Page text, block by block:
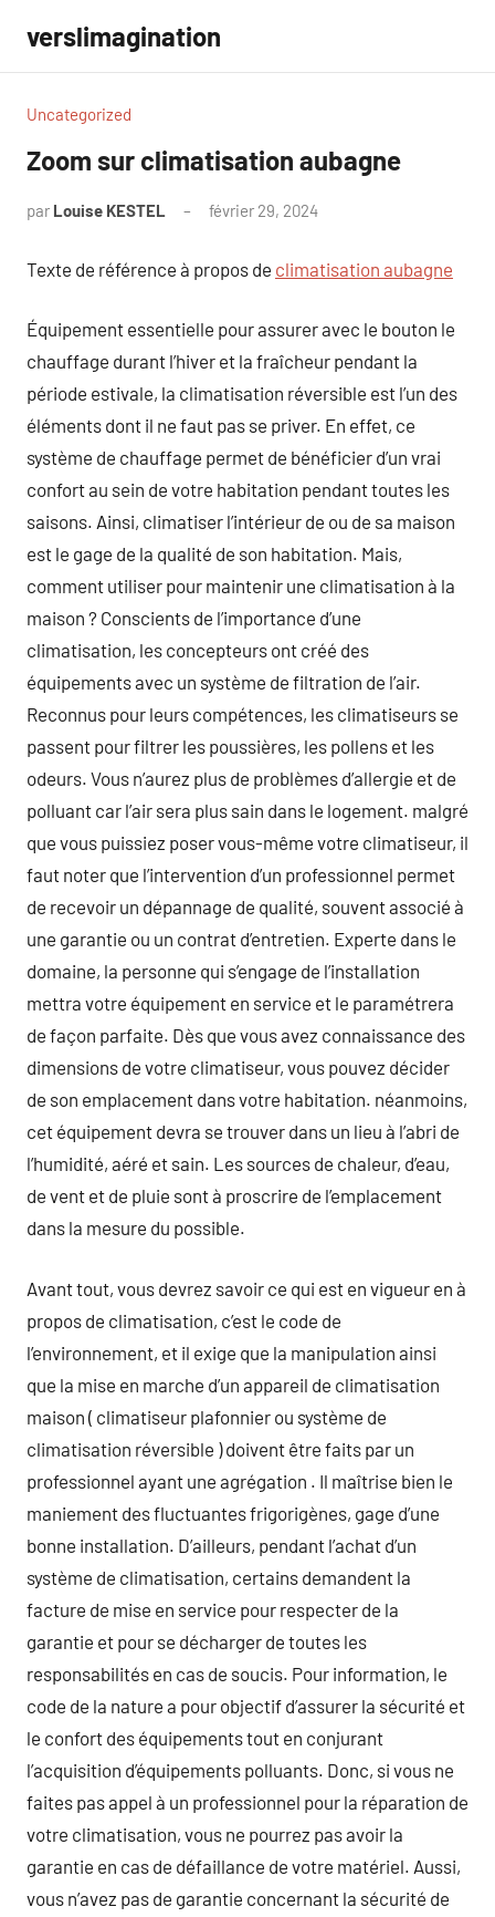
contenu
verslimagination
Uncategorized
Zoom sur climatisation aubagne
par Louise KESTEL février 29, 2024
Texte de référence à propos de climatisation aubagne
Équipement essentielle pour assurer avec le bouton le
chauffage durant l’hiver et la fraîcheur pendant la
période estivale, la climatisation réversible est l’un des
éléments dont il ne faut pas se priver. En effet, ce
système de chauffage permet de bénéficier d’un vrai
confort au sein de votre habitation pendant toutes les
saisons. Ainsi, climatiser l’intérieur de ou de sa maison
est le gage de la qualité de son habitation. Mais,
comment utiliser pour maintenir une climatisation à la
maison ? Conscients de l’importance d’une
climatisation, les concepteurs ont créé des
équipements avec un système de filtration de l’air.
Reconnus pour leurs compétences, les climatiseurs se
passent pour filtrer les poussières, les pollens et les
odeurs. Vous n’aurez plus de problèmes d’allergie et de
polluant car l’air sera plus sain dans le logement. malgré
que vous puissiez poser vous-même votre climatiseur, il
faut noter que l’intervention d’un professionnel permet
de recevoir un dépannage de qualité, souvent associé à
une garantie ou un contrat d’entretien. Experte dans le
domaine, la personne qui s’engage de l’installation
mettra votre équipement en service et le paramétrera
de façon parfaite. Dès que vous avez connaissance des
dimensions de votre climatiseur, vous pouvez décider
de son emplacement dans votre habitation. néanmoins,
cet équipement devra se trouver dans un lieu à l’abri de
l’humidité, aéré et sain. Les sources de chaleur, d’eau,
de vent et de pluie sont à proscrire de l’emplacement
dans la mesure du possible.
Avant tout, vous devrez savoir ce qui est en vigueur en à
propos de climatisation, c’est le code de
l’environnement, et il exige que la manipulation ainsi
que la mise en marche d’un appareil de climatisation
maison ( climatiseur plafonnier ou système de
climatisation réversible ) doivent être faits par un
professionnel ayant une agrégation . Il maîtrise bien le
maniement des fluctuantes frigorigènes, gage d’une
bonne installation. D’ailleurs, pendant l’achat d’un
système de climatisation, certains demandent la
facture de mise en service pour respecter de la
garantie et pour se décharger de toutes les
responsabilités en cas de soucis. Pour information, le
code de la nature a pour objectif d’assurer la sécurité et
le confort des équipements tout en conjurant
l’acquisition d’équipements polluants. Donc, si vous ne
faites pas appel à un professionnel pour la réparation de
votre climatisation, vous ne pourrez pas avoir la
garantie en cas de défaillance de votre matériel. Aussi,
vous n’avez pas de garantie concernant la sécurité de